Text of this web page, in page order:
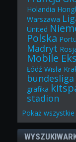
Holandia
Warszawa
United
Polska
Madryt
Mobile
Łódź Wisła
bundesliga
grafika
stadion
Pokażwszystkie